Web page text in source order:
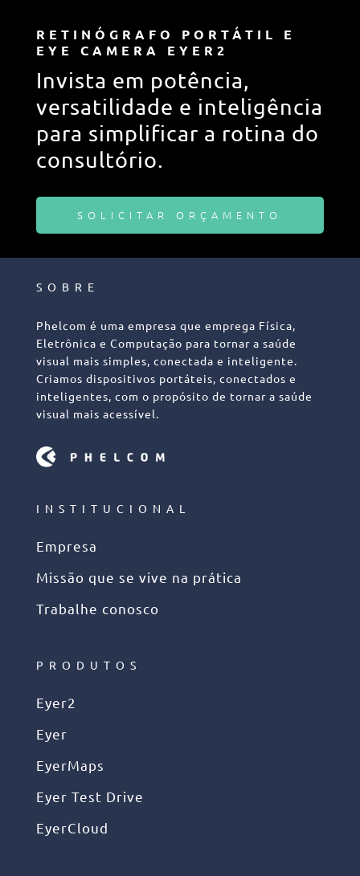
RETINÓGRAFO PORTÁTIL E
EYE CAMERA EYER2
Invista em potência,
versatilidade e inteligência
para simplificar a rotina do
consultório.
SOLICITAR ORÇAMENTO
SOBRE
Phelcom é uma empresa que emprega Física,
Eletrônica e Computação para tornar a saúde
visual mais simples, conectada e inteligente.
Criamos dispositivos portáteis, conectados e
inteligentes, com o propósito de tornar a saúde
visual mais acessível.
INSTITUCIONAL
Empresa
Missão que se vive na prática
Trabalhe conosco
PRODUTOS
Eyer2
Eyer
EyerMaps
Eyer Test Drive
EyerCloud